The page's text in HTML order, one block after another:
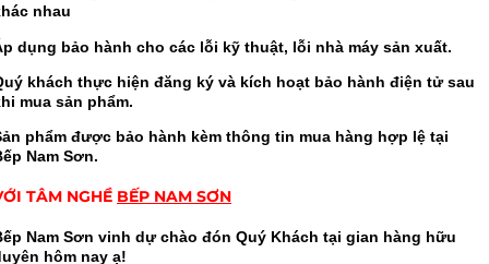
nhau
dụng bảo hành cho các lỗi kỹ thuật, lỗi nhà máy sản xuất.
khách thực hiện đăng ký và kích hoạt bảo hành điện tử sau
mua sản phẩm.
phẩm được bảo hành kèm thông tin mua hàng hợp lệ tại
Nam Sơn.
TÂM NGHỀ BẾP NAM SƠN
Nam Sơn vinh dự chào đón Quý Khách tại gian hàng hữu
hôm nay ạ!